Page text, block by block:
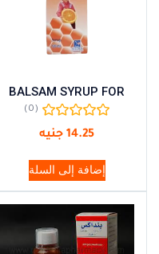
BALSAM SYRUP FOR
(0)
14.25 جنيه
إضافة إلى السلة